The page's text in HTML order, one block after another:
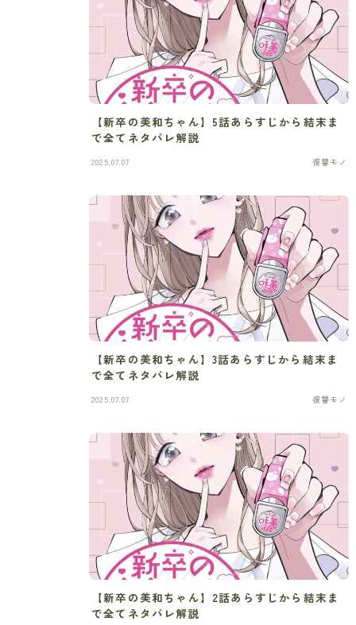
【新卒の美和ちゃん】5話あらすじから結末ま
で全てネタバレ解説
2025.07.07 復讐モノ
【新卒の美和ちゃん】3話あらすじから結末ま
で全てネタバレ解説
2025.07.07 復讐モノ
【新卒の美和ちゃん】2話あらすじから結末ま
で全てネタバレ解説